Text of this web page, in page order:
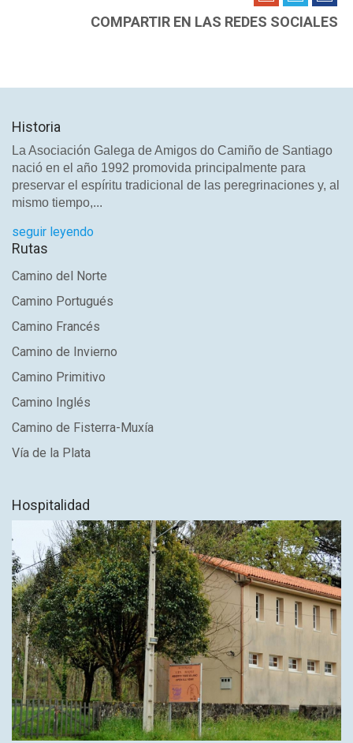
COMPARTIR EN LAS REDES SOCIALES
Historia
La Asociación Galega de Amigos do Camiño de Santiago
nació en el año 1992 promovida principalmente para
preservar el espíritu tradicional de las peregrinaciones y, al
mismo tiempo,...
seguir leyendo
Rutas
Camino del Norte
Camino Portugués
Camino Francés
Camino de Invierno
Camino Primitivo
Camino Inglés
Camino de Fisterra-Muxía
Vía de la Plata
Hospitalidad